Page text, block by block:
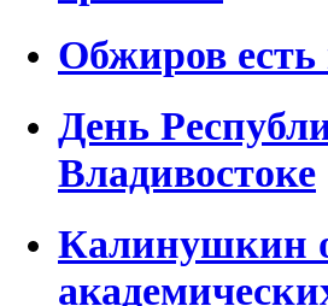
Обжиров
День
Владивостоке
Калинушкин